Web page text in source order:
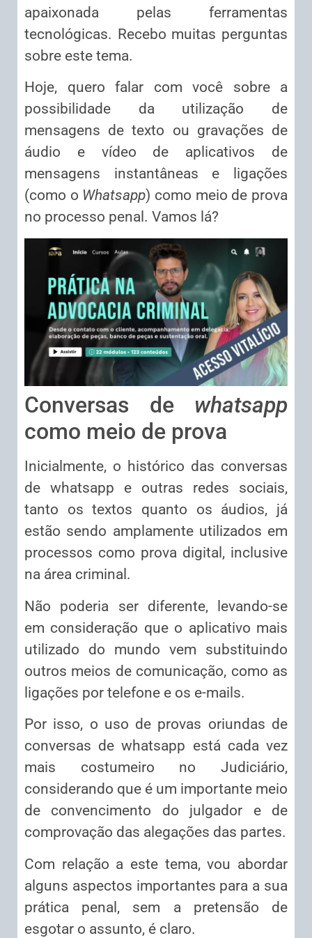
apaixonada pelas ferramentas
tecnológicas. Recebo muitas perguntas
sobre este tema.
Hoje, quero falar com você sobre a
possibilidade da utilização de
mensagens de texto ou gravações de
áudio e vídeo de aplicativos de
mensagens instantâneas e ligações
(como o Whatsapp) como meio de prova
no processo penal. Vamos lá?
Conversas de whatsapp
como meio de prova
Inicialmente, o histórico das conversas
de whatsapp e outras redes sociais,
tanto os textos quanto os áudios, já
estão sendo amplamente utilizados em
processos como prova digital, inclusive
na área criminal.
Não poderia ser diferente, levando-se
em consideração que o aplicativo mais
utilizado do mundo vem substituindo
outros meios de comunicação, como as
ligações por telefone e os e-mails.
Por isso, o uso de provas oriundas de
conversas de whatsapp está cada vez
mais costumeiro no Judiciário,
considerando que é um importante meio
de convencimento do julgador e de
comprovação das alegações das partes.
Com relação a este tema, vou abordar
alguns aspectos importantes para a sua
prática penal, sem a pretensão de
esgotar o assunto, é claro.